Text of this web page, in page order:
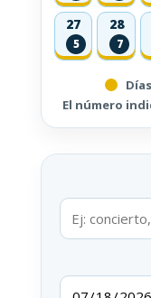
27
5
28
7
El número